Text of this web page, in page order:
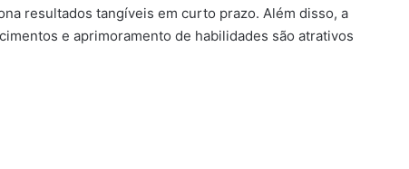
resultados tangíveis em curto prazo. Além disso, a
e aprimoramento de habilidades são atrativos